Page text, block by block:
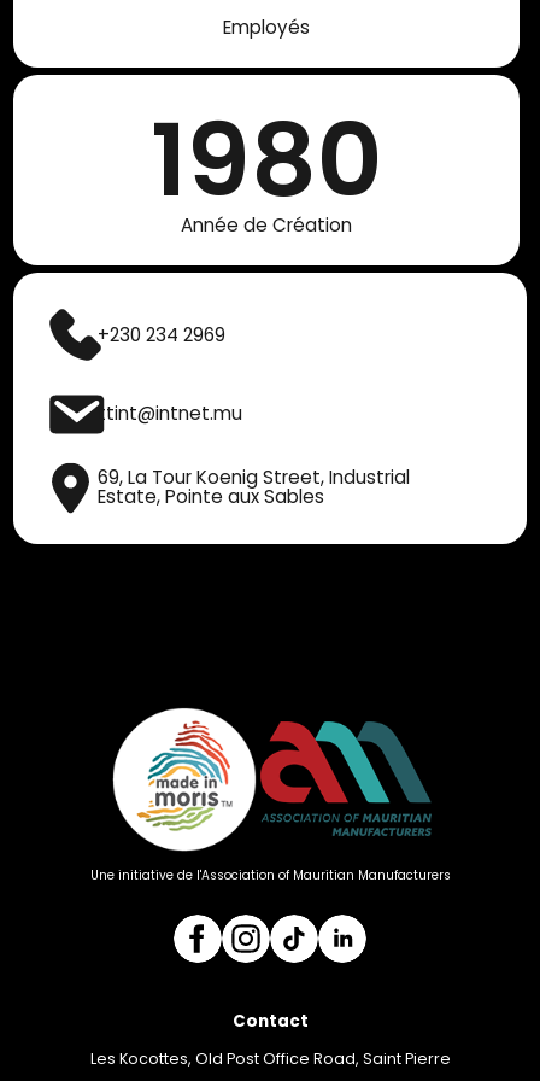
Employés
1980
Année de Création
+230 234 2969
ttint@intnet.mu
69, La Tour Koenig Street, Industrial
Estate, Pointe aux Sables
Une initiative de l'Association of Mauritian Manufacturers
Contact
Les Kocottes, Old Post Office Road, Saint Pierre